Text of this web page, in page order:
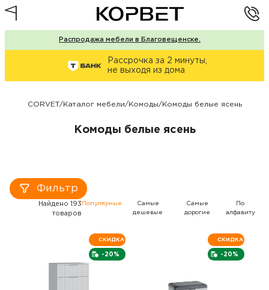
Распродажа мебели в Благовещенске.
Рассрочка за 2 минуты,
не выходя из дома
CORVET/Каталог мебели/Комоды/Комоды белые ясень
Комоды белые ясень
Фильтр
Найдено 193
товаров
Популярные
Самые
дешевые
Самые
дорогие
По
алфавиту
-20%
СКИДКА
-20%
СКИДКА